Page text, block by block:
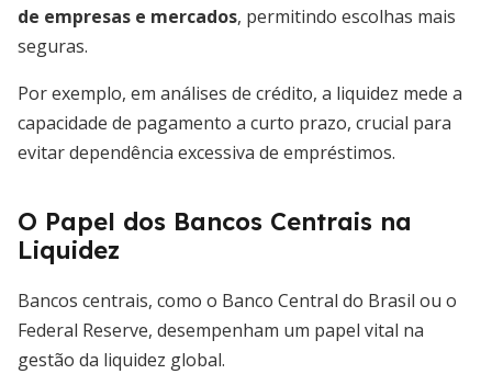
de empresas e mercados, permitindo escolhas mais
seguras.
Por exemplo, em análises de crédito, a liquidez mede a
capacidade de pagamento a curto prazo, crucial para
evitar dependência excessiva de empréstimos.
O Papel dos Bancos Centrais na
Liquidez
Bancos centrais, como o Banco Central do Brasil ou o
Federal Reserve, desempenham um papel vital na
gestão da liquidez global.